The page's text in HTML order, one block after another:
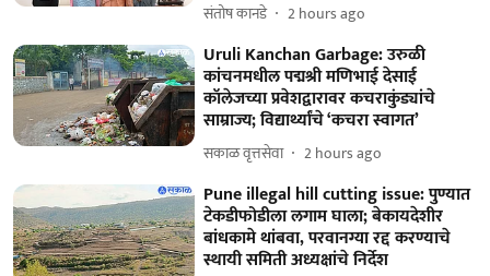
संतोष कानडे 2 hours ago
Uruli Kanchan Garbage: उरुळी
कांचनमधील पद्मश्री मणिभाई देसाई
कॉलेजच्या प्रवेशद्वारावर कचराकुंड्यांचे
साम्राज्य; विद्यार्थ्यांचे ‘कचरा स्वागत’
सकाळ वृत्तसेवा 2 hours ago
Pune illegal hill cutting issue: पुण्यात
टेकडीफोडीला लगाम घाला; बेकायदेशीर
बांधकामे थांबवा, परवानग्या रद्द करण्याचे
स्थायी समिती अध्यक्षांचे निर्देश